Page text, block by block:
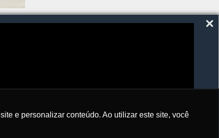
e personalizar conteúdo. Ao utilizar este site, você
SIGA-NOS